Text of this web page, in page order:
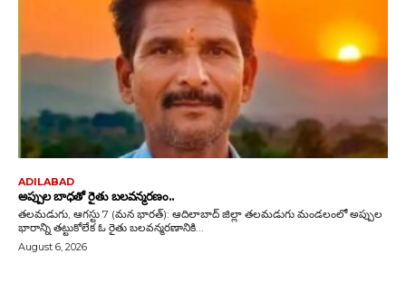
ADILABAD
అప్పుల బాధతో రైతు బలవన్మరణం..
తలమడుగు, ఆగస్టు 7 (మన భారత్): ఆదిలాబాద్ జిల్లా తలమడుగు మండలంలో అప్పుల
భారాన్ని తట్టుకోలేక ఓ రైతు బలవన్మరణానికి...
August 6, 2026